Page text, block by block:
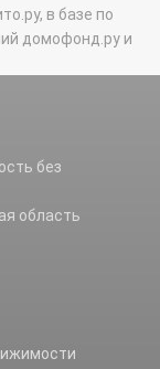
в базе по
домофонд.ру и
без
область